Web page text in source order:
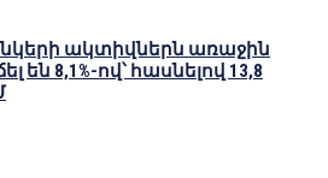
ակտիվներն առաջին
են 8,1%-ով՝ հասնելով 13,8